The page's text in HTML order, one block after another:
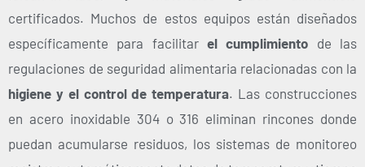
certificados. Muchos de estos equipos están diseñados
específicamente para facilitar el cumplimiento de las
regulaciones de seguridad alimentaria relacionadas con la
higiene y el control de temperatura. Las construcciones
en acero inoxidable 304 o 316 eliminan rincones donde
puedan acumularse residuos, los sistemas de monitoreo